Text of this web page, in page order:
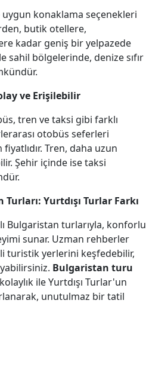
konaklama seçenekleri
butik otellere,
kadar geniş bir yelpazede
sahil bölgelerinde, denize sıfır
ve Erişilebilir
tren ve taksi gibi farklı
otobüs seferleri
Tren, daha uzun
Şehir içinde ise taksi
Yurtdışı Turlar Farkı
Bulgaristan turlarıyla, konforlu
sunar. Uzman rehberler
turistik yerlerini keşfedebilir,
Bulgaristan turu
ile Yurtdışı Turlar'un
unutulmaz bir tatil